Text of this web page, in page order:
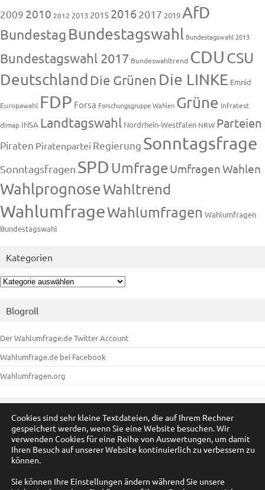
2009 2010 2012 2013 2015 20162017 2019AfD
Bundestag Bundestagswahl Bundestagswahl 2013
Bundestagswahl 2017 Bundeswahltrend CDUCSU
Deutschland Die Grünen Die LINKE Emnid
Europawahl FDP Forsa Forschungsgruppe Wahlen Grüne Infratest
dimap INSA Landtagswahl Nordrhein-Westfalen NRW Parteien
Piraten Piratenpartei Regierung Sonntagsfrage
Sonntagsfragen SPD Umfrage UmfragenWahlen
WahlprognoseWahltrend
WahlumfrageWahlumfragen Wahlumfragen
Bundestagswahl
Kategorien
Kategorien
Blogroll
Der Wahlumfrage.de Twitter Account
Wahlumfrage.de bei Facebook
Wahlumfragen.org
Anmelden
Eintrags-Feed
Cookies sind sehr kleine Textdateien, die auf Ihrem Rechner
gespeichert werden, wenn Sie eine Website besuchen. Wir
verwenden Cookies für eine Reihe von Auswertungen, um damit
Ihren Besuch auf unserer Website kontinuierlich zu verbessern zu
können.
Sie können Ihre Einstellungen ändern während Sie unsere